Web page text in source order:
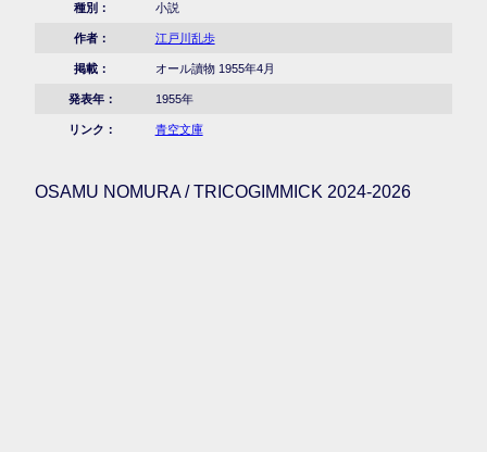
種別： 小説
作者： 江戸川乱歩
掲載： オール讀物 1955年4月
発表年： 1955年
リンク： 青空文庫
OSAMU NOMURA / TRICOGIMMICK 2024-2026